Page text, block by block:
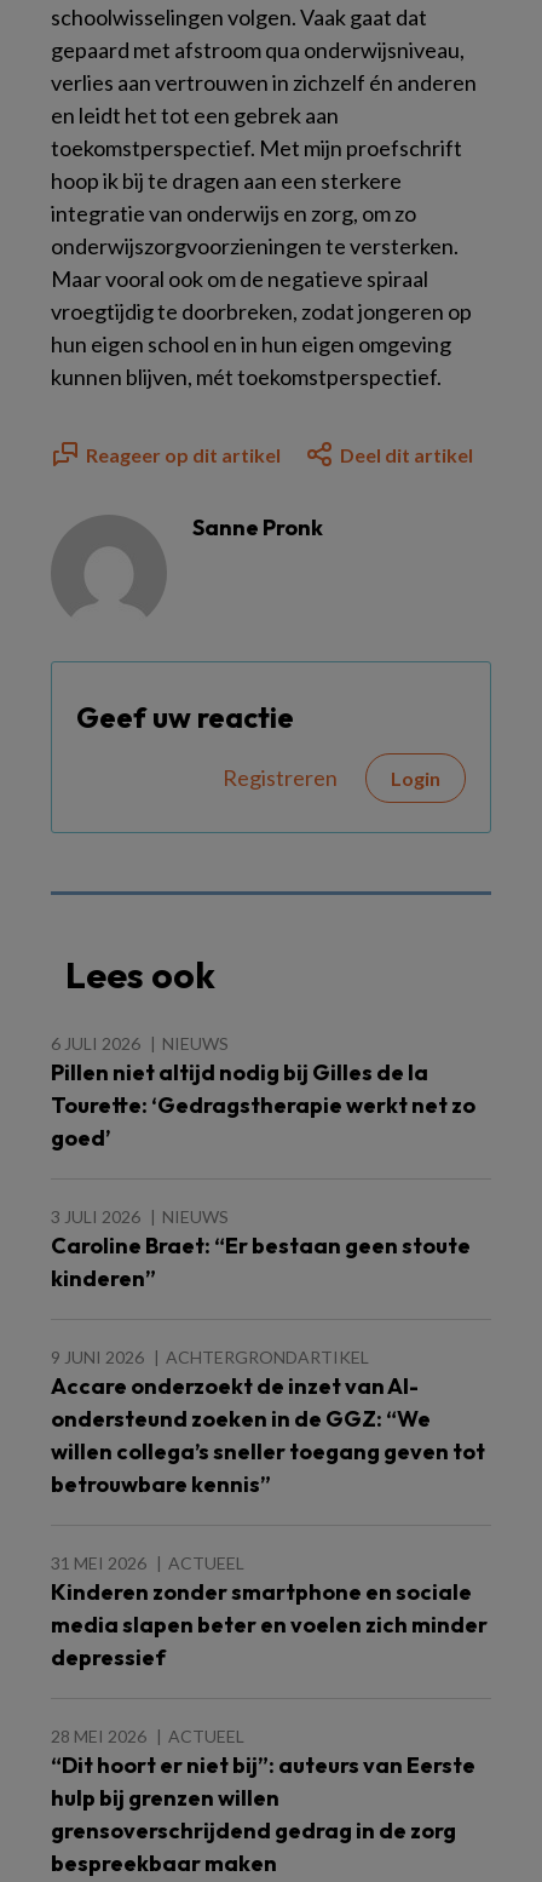
schoolwisselingen volgen. Vaak gaat dat
gepaard met afstroom qua onderwijsniveau,
verlies aan vertrouwen in zichzelf én anderen
en leidt het tot een gebrek aan
toekomstperspectief. Met mijn proefschrift
hoop ik bij te dragen aan een sterkere
integratie van onderwijs en zorg, om zo
onderwijszorgvoorzieningen te versterken.
Maar vooral ook om de negatieve spiraal
vroegtijdig te doorbreken, zodat jongeren op
hun eigen school en in hun eigen omgeving
kunnen blijven, mét toekomstperspectief.
Reageer op dit artikel Deel dit artikel
Sanne Pronk
Geef uw reactie
Registreren Login
Lees ook
6 JULI 2026 NIEUWS
Pillen niet altijd nodig bij Gilles de la
Tourette: ‘Gedragstherapie werkt net zo
goed’
3 JULI 2026 NIEUWS
Caroline Braet: “Er bestaan geen stoute
kinderen”
9 JUNI 2026 ACHTERGRONDARTIKEL
Accare onderzoekt de inzet van AI-
ondersteund zoeken in de GGZ: “We
willen collega’s sneller toegang geven tot
betrouwbare kennis”
31 MEI 2026 ACTUEEL
Kinderen zonder smartphone en sociale
media slapen beter en voelen zich minder
depressief
28 MEI 2026 ACTUEEL
“Dit hoort er niet bij”: auteurs van Eerste
hulp bij grenzen willen
grensoverschrijdend gedrag in de zorg
bespreekbaar maken